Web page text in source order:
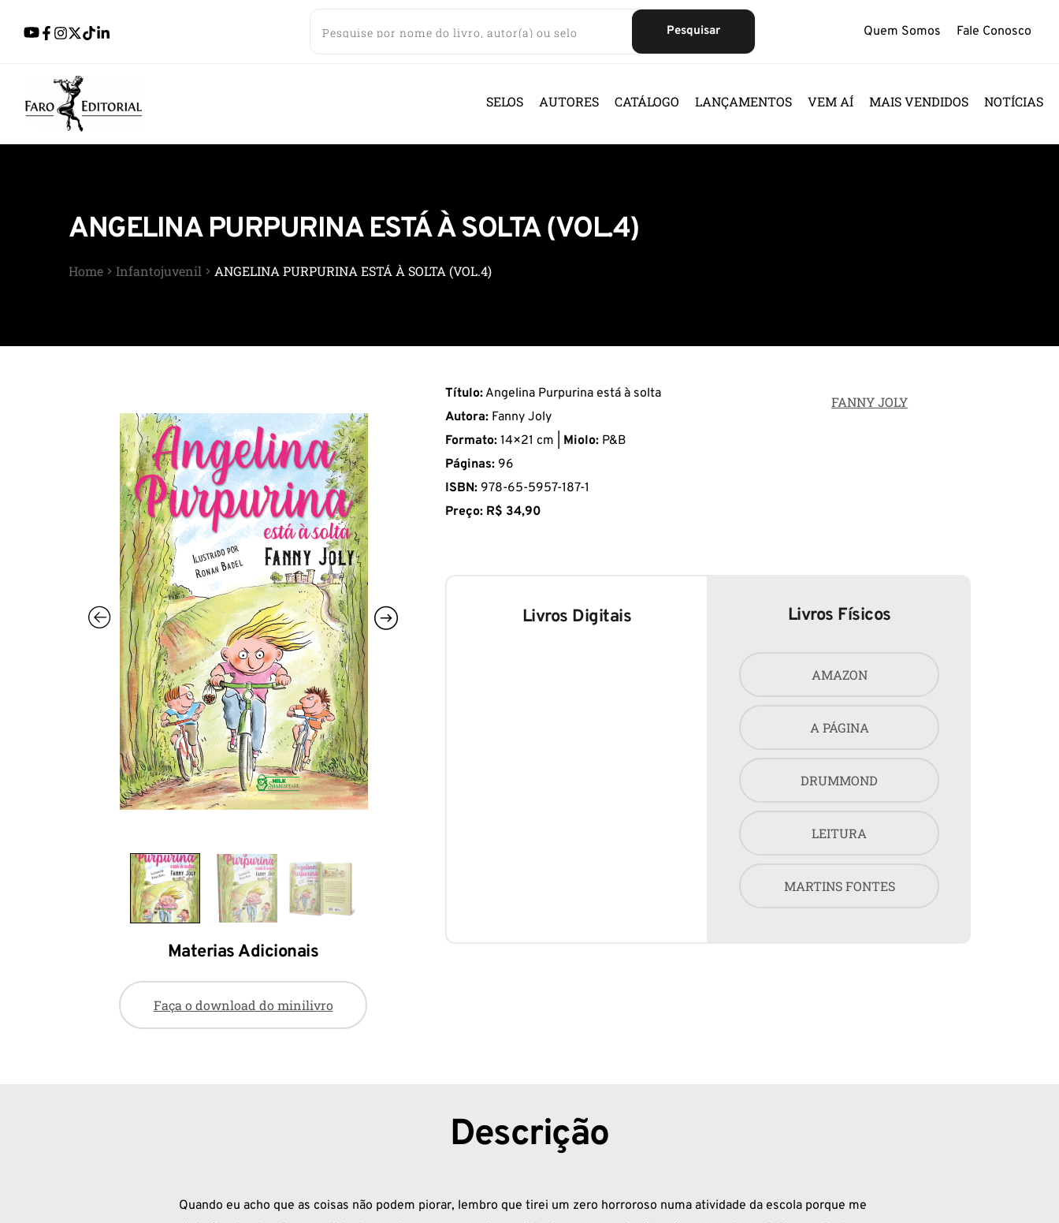
Pesquisar Quem Somos Fale Conosco
SELOS AUTORES CATÁLOGO LANÇAMENTOS VEM AÍ MAIS VENDIDOS NOTÍCIAS
ANGELINA PURPURINA ESTÁ À SOLTA (VOL.4)
Home Infantojuvenil ANGELINA PURPURINA ESTÁ À SOLTA (VOL.4)
Materias Adicionais
Faça o download do minilivro
Título: Angelina Purpurina está à solta
Autora: Fanny Joly
Formato: 14×21 cm | Miolo: P&B
Páginas: 96
ISBN: 978-65-5957-187-1
Preço: R$ 34,90
FANNY JOLY
Livros Digitais Livros Físicos
AMAZON
A PÁGINA
DRUMMOND
LEITURA
MARTINS FONTES
Descrição
Quando eu acho que as coisas não podem piorar, lembro que tirei um zero horroroso numa atividade da escola porque me